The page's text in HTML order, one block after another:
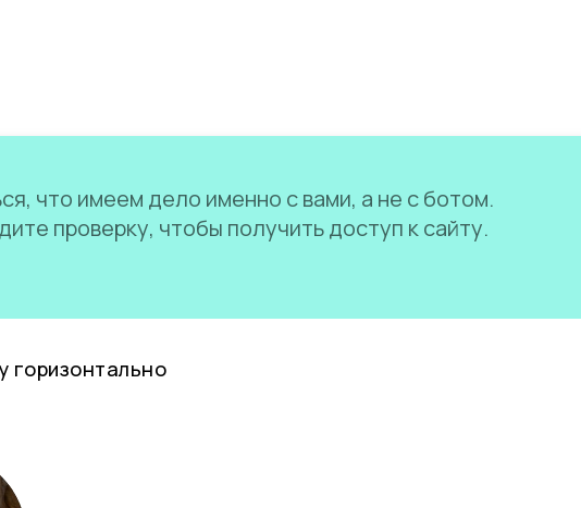
что имеем дело именно с вами, а не с ботом.
проверку, чтобы получить доступ к сайту.
горизонтально